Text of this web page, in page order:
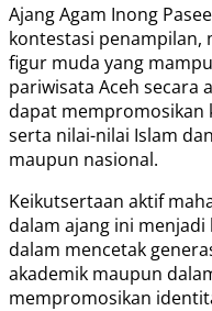
Ajang Agam Inong
kontestasi penampilan,
figur muda yang
pariwisata Aceh secara
dapat mempromosikan
serta nilai-nilai Islam
maupun nasional.
Keikutsertaan aktif
dalam ajang ini
dalam mencetak
akademik maupun
mempromosikan